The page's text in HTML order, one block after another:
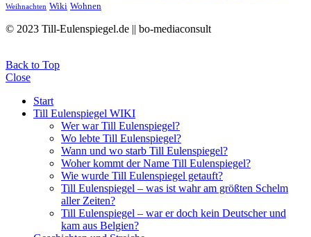
Weihnachten Wiki Wohnen
© 2023 Till-Eulenspiegel.de || bo-mediaconsult
Back to Top
Close
Start
Till Eulenspiegel WIKI
Wer war Till Eulenspiegel?
Wo lebte Till Eulenspiegel?
Wann und wo starb Till Eulenspiegel?
Woher kommt der Name Till Eulenspiegel?
Wie wurde Till Eulenspiegel getauft?
Till Eulenspiegel – was ist wahr am größten Schelm
aller Zeiten?
Till Eulenspiegel – war er doch kein Deutscher und
kam aus Belgien?